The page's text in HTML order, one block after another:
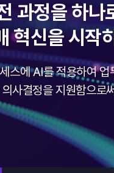
정을 하나
신을 시작
에 AI를 적용하여 업
사결정을 지원함으로